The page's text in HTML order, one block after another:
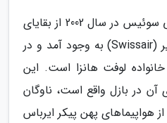
شرکت هواپیمایی بین المللی سوئیس در سال 2002 از بقایای
شرکت ورشکسته سوئیس اِیر (Swissair) به وجود آمد و در
لوفت هانزا است. این
در بازل واقع است، ناوگان
هواپیماهای پهن پیکر ایرباس